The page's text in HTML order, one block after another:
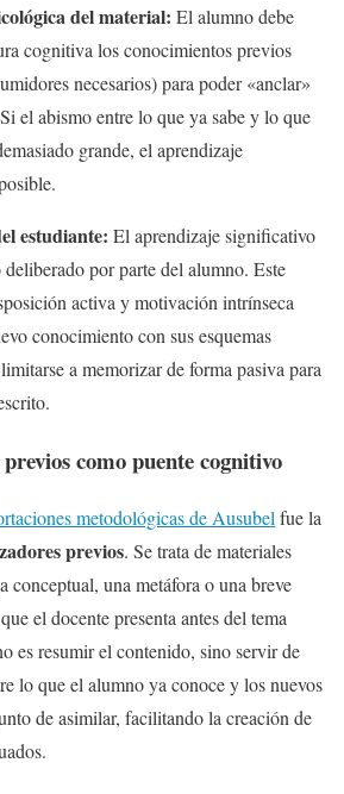
del material: El alumno debe
cognitiva los conocimientos previos
necesarios) para poder «anclar»
el abismo entre lo que ya sabe y lo que
grande, el aprendizaje
estudiante: El aprendizaje significativo
por parte del alumno. Este
activa y motivación intrínseca
conocimiento con sus esquemas
a memorizar de forma pasiva para
como puente cognitivo
metodológicas de Ausubelfue la
previos. Se trata de materiales
conceptual, una metáfora o una breve
el docente presenta antes del tema
es resumir el contenido, sino servir de
lo que el alumno ya conoce y los nuevos
de asimilar, facilitando la creación de